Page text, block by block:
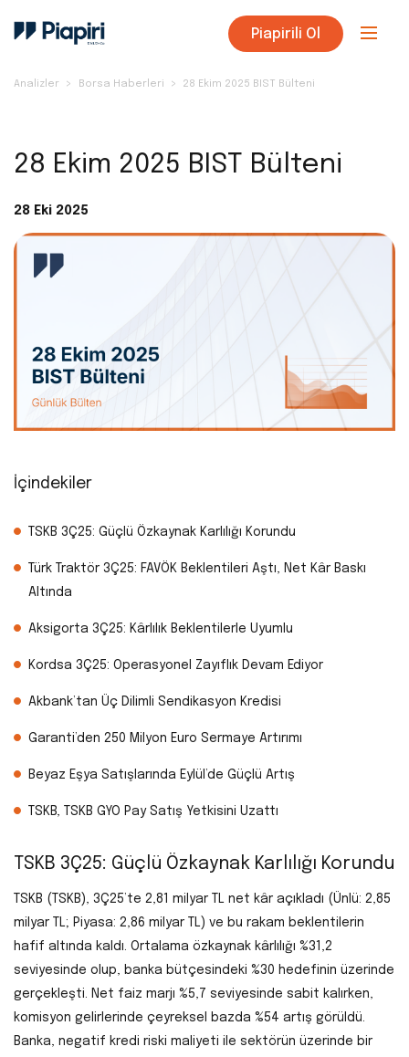
Piapirili Ol
Analizler Borsa Haberleri 28 Ekim 2025 BIST Bülteni
28 Ekim 2025 BIST Bülteni
28 Eki 2025
İçindekiler
TSKB 3Ç25: Güçlü Özkaynak Karlılığı Korundu
Türk Traktör 3Ç25: FAVÖK Beklentileri Aştı, Net Kâr Baskı
Altında
Aksigorta 3Ç25: Kârlılık Beklentilerle Uyumlu
Kordsa 3Ç25: Operasyonel Zayıflık Devam Ediyor
Akbank’tan Üç Dilimli Sendikasyon Kredisi
Garanti’den 250 Milyon Euro Sermaye Artırımı
Beyaz Eşya Satışlarında Eylül’de Güçlü Artış
TSKB, TSKB GYO Pay Satış Yetkisini Uzattı
TSKB 3Ç25: Güçlü Özkaynak Karlılığı Korundu
TSKB (TSKB), 3Ç25’te 2,81 milyar TL net kâr açıkladı (Ünlü: 2,85
milyar TL; Piyasa: 2,86 milyar TL) ve bu rakam beklentilerin
hafif altında kaldı. Ortalama özkaynak kârlılığı %31,2
seviyesinde olup, banka bütçesindeki %30 hedefinin üzerinde
gerçekleşti. Net faiz marjı %5,7 seviyesinde sabit kalırken,
komisyon gelirlerinde çeyreksel bazda %54 artış görüldü.
Banka, negatif kredi riski maliyeti ile sektörün üzerinde bir